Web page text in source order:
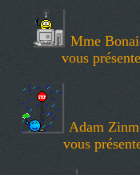
Mme
vous
Adam
vous